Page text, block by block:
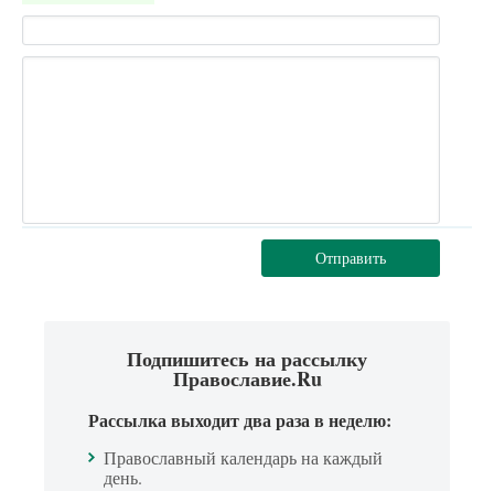
Отправить
Подпишитесь на рассылку
Православие.Ru
Рассылка выходит два раза в неделю:
Православный календарь на каждый
день.